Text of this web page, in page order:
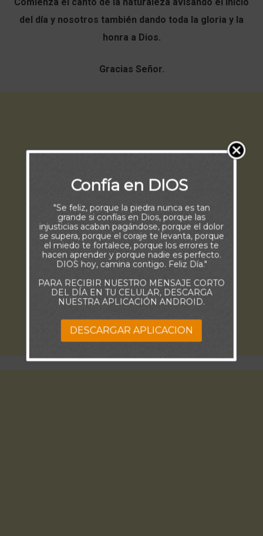
del día y nosotros también dando toda la gloria y la
honra a Dios.
Gracias Señor.
Confía en DIOS
"Se feliz, porque la piedra nunca es tan
grande si confías en Dios, porque las
injusticias acaban pagándose, porque el dolor
se supera, porque el coraje te levanta, porque
el miedo te fortalece, porque los errores te
hacen aprender y porque nadie es perfecto.
DIOS hoy, camina contigo. Feliz Día."
PARA RECIBIR NUESTRO MENSAJE CORTO
DEL DÍA EN TU CELULAR, DESCARGA
NUESTRA APLICACIÓN ANDROID.
DESCARGAR APLICACION